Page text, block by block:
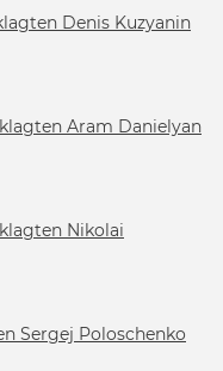
Denis Kuzyanin
Aram Danielyan
Nikolai
Sergej Poloschenko